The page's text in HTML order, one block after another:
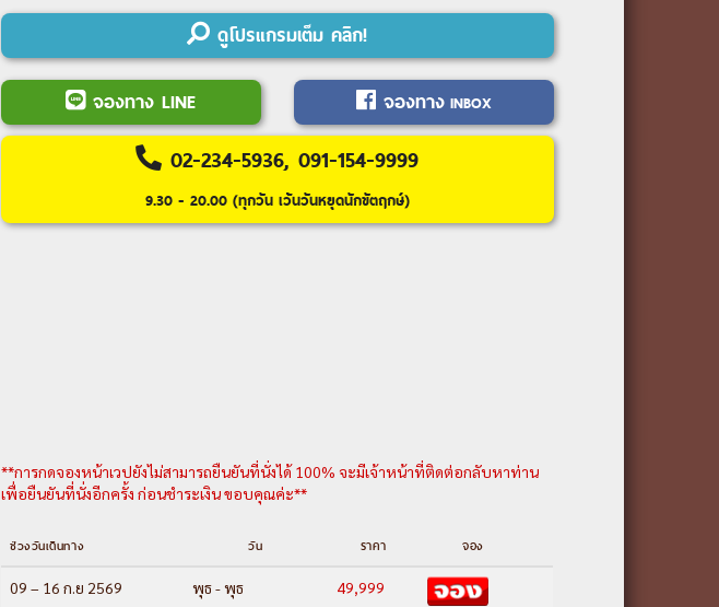
ตาลิน – เมืองอัพลีสสิค – เมืองคูไตซี
Day 6 :ตลาดยามเช้าคูไตซี – น้ำพุแห่งโคลชิส – อารามโมตซาเมตา
– มหาวิหารบากราติ – เมืองบาทูมี – ล่องเรือในทะเลดำชมอ่าวเมือง
บาทูมี – ย่านเมืองเก่า – จัตุรัสเปียเซซ่า – รูปป้ันอาลีและนีโน่ –
ห้าง GRAND MALL
สนามบินบาทูมี – อิสตันบูล
กรุงเทพฯ (สุวรรณภูมิ)
ดูโปรแกรมเต็ม คลิก!
จองทาง LINE จองทางINBOX
02-234-5936, 091-154-9999
9.30 - 20.00 (ทุกวัน เว้นวันหยุดนักขัตฤกษ์)
**การกดจองหน้าเวปยังไม่สามารถยืนยันที่นั่งได้ 100% จะมีเจ้าหน้าที่ติดต่อกลับหาท่าน
เพื่อยืนยันที่นั่งอีกครั้ง ก่อนชำระเงิน ขอบคุณค่ะ**
ช่วงวันเดินทาง วัน ราคา จอง
09 – 16 ก.ย 2569 พุธ - พุธ 49,999